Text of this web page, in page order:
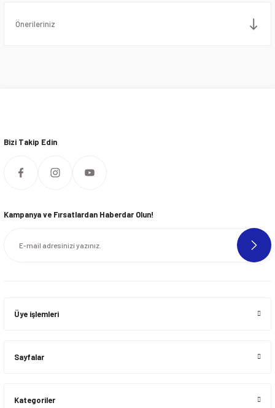
Önerileriniz
Bizi Takip Edin
Kampanya ve Fırsatlardan Haberdar Olun!
Üye işlemleri
Sayfalar
Kategoriler